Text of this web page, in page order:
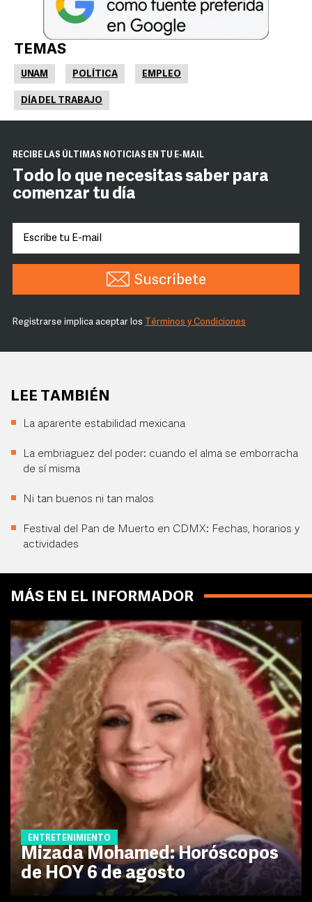
TEMAS
UNAM POLÍTICA EMPLEO
DÍA DEL TRABAJO
RECIBE LAS ÚLTIMAS NOTICIAS EN TU E-MAIL
Todo lo que necesitas saber para
comenzar tu día
Suscríbete
Registrarse implica aceptar los Términos y Condiciones
LEE TAMBIÉN
La aparente estabilidad mexicana
La embriaguez del poder: cuando el alma se emborracha
de sí misma
Ni tan buenos ni tan malos
Festival del Pan de Muerto en CDMX: Fechas, horarios y
actividades
MÁS EN EL INFORMADOR
ENTRETENIMIENTO
Mizada Mohamed: Horóscopos
de HOY 6 de agosto